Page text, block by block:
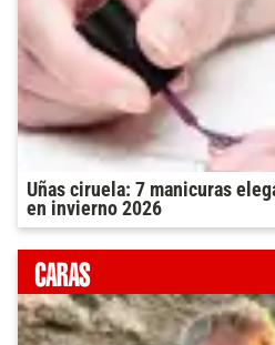
Uñas ciruela: 7 manicuras
en invierno 2026